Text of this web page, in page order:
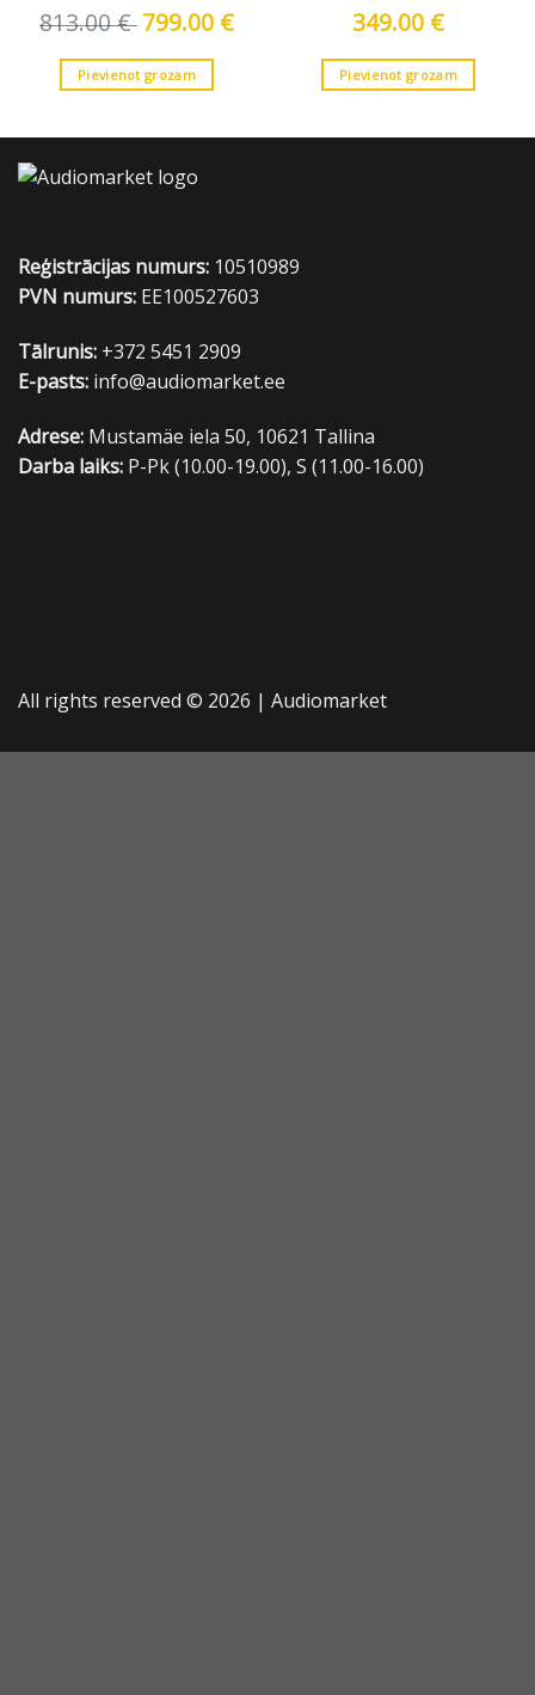
813.00€ Original
price
813.00 €.
799.00 €Current
price
Pievienot grozam
349.00 €
Pievienot grozam
Reģistrācijas numurs: 10510989
PVN numurs: EE100527603
Tālrunis: +372 5451 2909
E-pasts: info@audiomarket.ee
Adrese: Mustamäe iela 50, 10621 Tallina
Darba laiks: P-Pk (10.00-19.00), S (11.00-16.00)
All rights reserved © 2026 | Audiomarket